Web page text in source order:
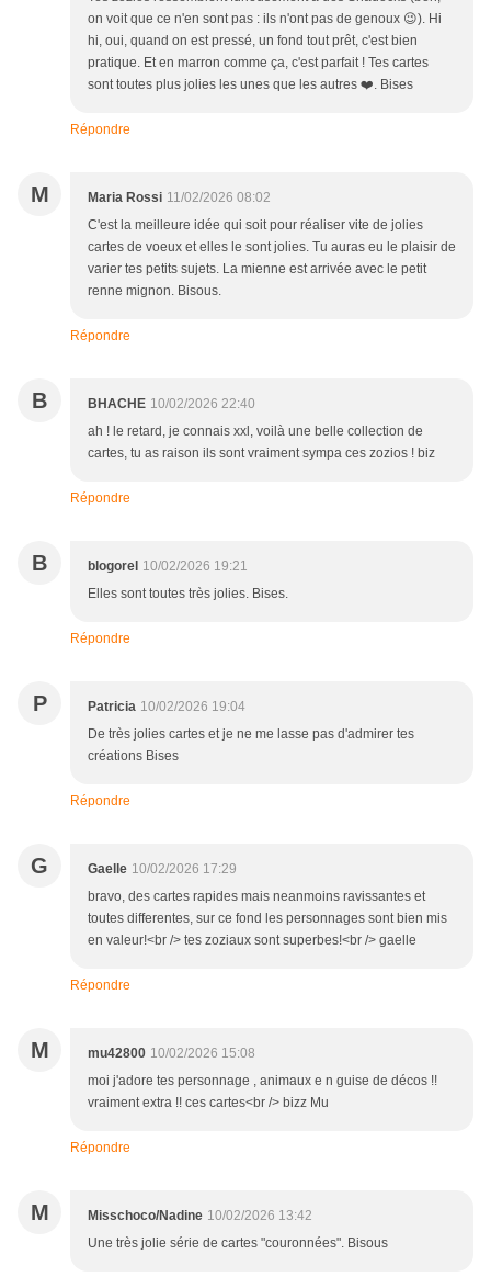
on voit que ce n'en sont pas : ils n'ont pas de genoux 😉). Hi
hi, oui, quand on est pressé, un fond tout prêt, c'est bien
pratique. Et en marron comme ça, c'est parfait ! Tes cartes
sont toutes plus jolies les unes que les autres ❤️. Bises
Répondre
M Maria Rossi 11/02/2026 08:02
C'est la meilleure idée qui soit pour réaliser vite de jolies
cartes de voeux et elles le sont jolies. Tu auras eu le plaisir de
varier tes petits sujets. La mienne est arrivée avec le petit
renne mignon. Bisous.
Répondre
B BHACHE 10/02/2026 22:40
ah ! le retard, je connais xxl, voilà une belle collection de
cartes, tu as raison ils sont vraiment sympa ces zozios ! biz
Répondre
B blogorel 10/02/2026 19:21
Elles sont toutes très jolies. Bises.
Répondre
P Patricia 10/02/2026 19:04
De très jolies cartes et je ne me lasse pas d'admirer tes
créations Bises
Répondre
G Gaelle 10/02/2026 17:29
bravo, des cartes rapides mais neanmoins ravissantes et
toutes differentes, sur ce fond les personnages sont bien mis
en valeur!<br /> tes zoziaux sont superbes!<br /> gaelle
Répondre
M mu42800 10/02/2026 15:08
moi j'adore tes personnage , animaux e n guise de décos !!
vraiment extra !! ces cartes<br /> bizz Mu
Répondre
M Misschoco/Nadine 10/02/2026 13:42
Une très jolie série de cartes "couronnées". Bisous